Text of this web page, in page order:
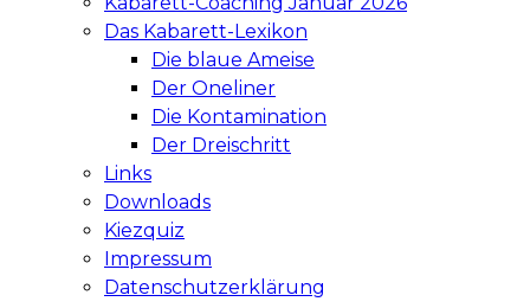
Das Kabarett-Lexikon
Die blaue Ameise
Der Oneliner
Die Kontamination
Der Dreischritt
Links
Downloads
Kiezquiz
Impressum
Datenschutzerklärung